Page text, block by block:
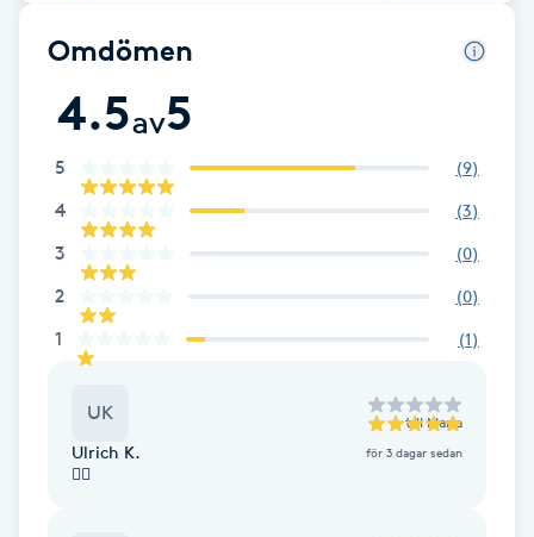
Dermapen
Diamantslipning
Enzympeeling
Extensions
Eyeliner-tatuering
Omdömen
4.5av5
5 (9)
4 (3)
3 (0)
2 (0)
1 (1)
UK till Maria
Ulrich K. för 3 dagar sedan
👍🏻